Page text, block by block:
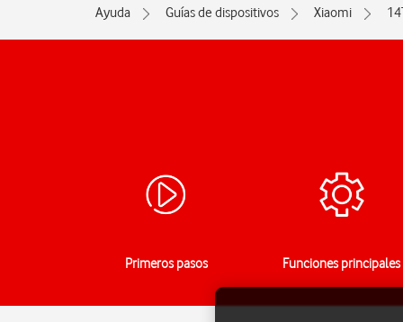
Ayuda Guías de dispositivos Xiaomi
Primeros pasos Funciones principales